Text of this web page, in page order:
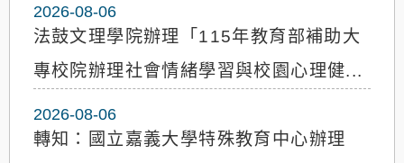
2026-08-06
法鼓文理學院辦理「115年教育部補助大
專校院辦理社會情緒學習與校園心理健...
2026-08-06
轉知：國立嘉義大學特殊教育中心辦理